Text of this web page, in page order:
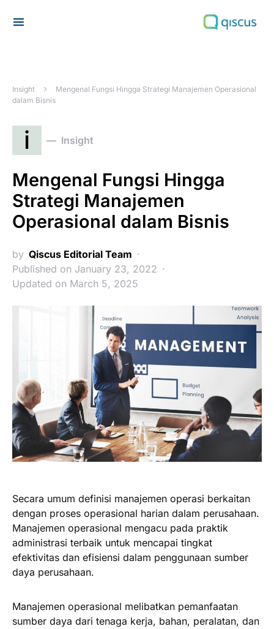
Insight
Mengenal Fungsi Hingga Strategi Manajemen Operasional
dalam Bisnis
i Insight
Mengenal Fungsi Hingga
Strategi Manajemen
Operasional dalam Bisnis
by Qiscus Editorial Team
Published on January 23, 2022
Updated on March 5, 2025
Secara umum definisi manajemen operasi berkaitan
dengan proses operasional harian dalam perusahaan.
Manajemen operasional mengacu pada praktik
administrasi terbaik untuk mencapai tingkat
efektivitas dan efisiensi dalam penggunaan sumber
daya perusahaan.
Manajemen operasional melibatkan pemanfaatan
sumber daya dari tenaga kerja, bahan, peralatan, dan